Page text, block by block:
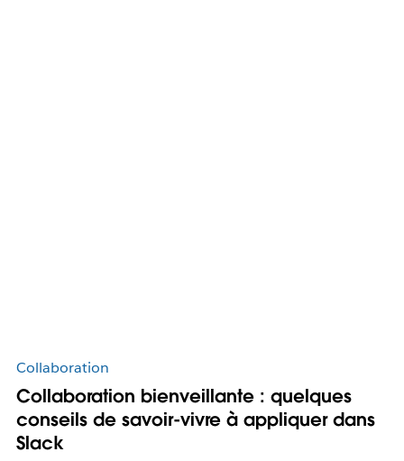
Collaboration
Collaboration bienveillante : quelques
conseils de savoir-vivre à appliquer dans
Slack